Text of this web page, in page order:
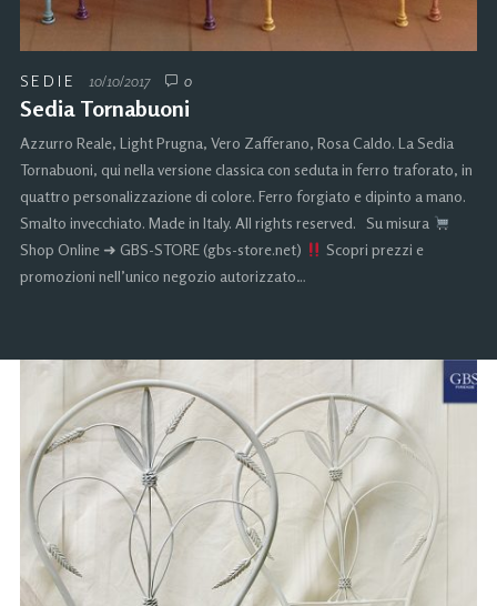
SEDIE 10/10/2017 0
Sedia Tornabuoni
Azzurro Reale, Light Prugna, Vero Zafferano, Rosa Caldo. La Sedia
Tornabuoni, qui nella versione classica con seduta in ferro traforato, in
quattro personalizzazione di colore. Ferro forgiato e dipinto a mano.
Smalto invecchiato. Made in Italy. All rights reserved. Su misura
Shop Online ➜ GBS-STORE (gbs-store.net)
Scopri prezzi e
promozioni nell’unico negozio autorizzato…